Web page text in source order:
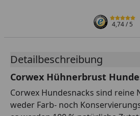
4,74/ 5
Detailbeschreibung
Corwex Hühnerbrust
Corwex Hundesnacks sind
weder Farb- noch